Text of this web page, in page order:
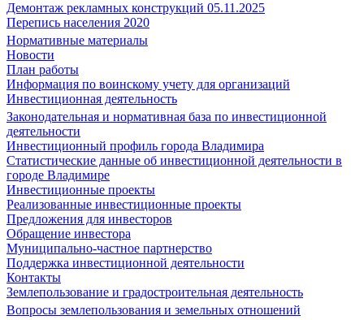
Демонтаж рекламных конструкций 05.11.2025
Перепись населения 2020
Нормативные материалы
Новости
План работы
Информация по воинскому учету для организаций
Инвестиционная деятельность
Законодательная и нормативная база по инвестиционной
деятельности
Инвестиционный профиль города Владимира
Статистические данные об инвестиционной деятельности в
городе Владимире
Инвестиционные проекты
Реализованные инвестиционные проекты
Предложения для инвесторов
Обращение инвестора
Муниципально-частное партнерство
Поддержка инвестиционной деятельности
Контакты
Землепользование и градостроительная деятельность
Вопросы землепользования и земельных отношений